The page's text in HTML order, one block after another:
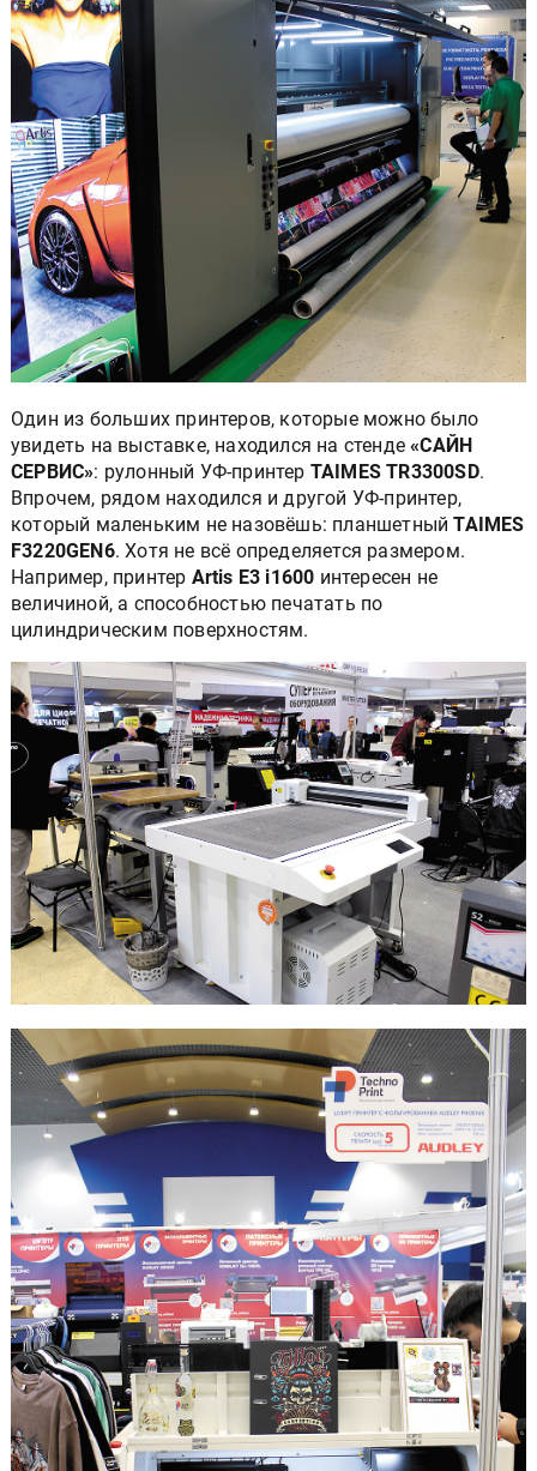
Один из больших принтеров, которые можно было
увидеть на выставке, находился на стенде«САЙН
СЕРВИС»: рулонный УФ-принтер TAIMES TR3300SD.
Впрочем, рядом находился и другой УФ-принтер,
который маленьким не назовёшь: планшетныйTAIMES
F3220GEN6. Хотя не всё определяется размером.
Например, принтер Artis E3 i1600 интересен не
величиной, а способностью печатать по
цилиндрическим поверхностям.